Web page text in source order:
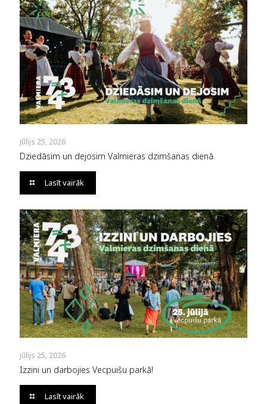
jūlijs 25, 2026
Dziedāsim un dejosim Valmieras dzimšanas dienā
Lasīt vairāk
jūlijs 25, 2026
Izzini un darbojies Vecpuišu parkā!
Lasīt vairāk